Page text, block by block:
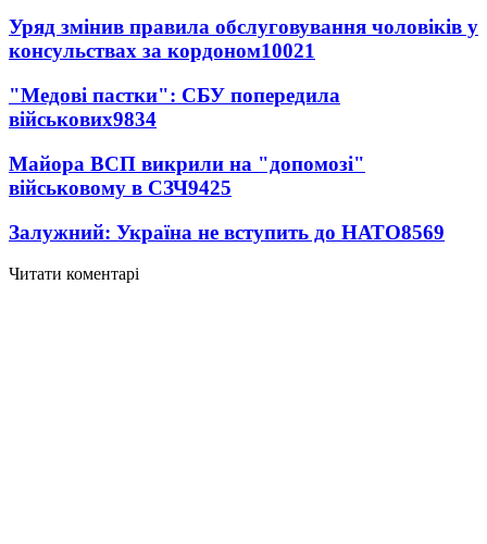
Уряд змінив правила обслуговування чоловіків у
консульствах за кордоном10021
"Медові пастки": СБУ попередила
військових9834
Майора ВСП викрили на "допомозі"
військовому в СЗЧ9425
Залужний: Україна не вступить до НАТО8569
Читати коментарі